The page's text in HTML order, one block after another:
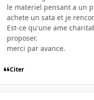
le materiel pensant a un
achete un sata et je
Est-ce qu'une ame
proposer.
merci par avance.
Citer